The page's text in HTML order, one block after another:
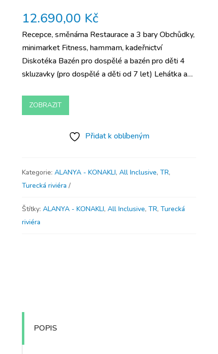
12.690,00 Kč
Recepce, směnárna Restaurace a 3 bary Obchůdky,
minimarket Fitness, hammam, kadeřnictví
Diskotéka Bazén pro dospělé a bazén pro děti 4
skluzavky (pro dospělé a děti od 7 let) Lehátka a…
ZOBRAZIT
Přidat k oblíbeným
Kategorie: ALANYA - KONAKLI, All Inclusive, TR,
Turecká riviéra
Štítky: ALANYA - KONAKLI, All Inclusive, TR, Turecká
riviéra
POPIS